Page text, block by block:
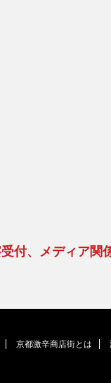
付、メディア
京都激辛商店街とは